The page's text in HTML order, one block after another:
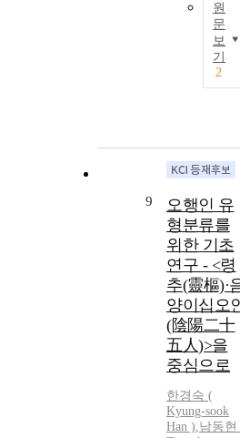
원
문
보
기
2
9
오행인 유
형분류를
위한 기초
연구 - <령
추(靈樞)·
양이십오
(陰陽二十
五人)>을
중심으로
한경숙 (
Kyung-sook
Han ),남동현